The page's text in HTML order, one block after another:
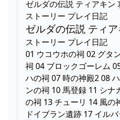
ゼルダの伝説 ティアキン
ストーリー プレイ日記
ゼルダの伝説 ティ
ストーリー プレイ日記
01 ウコウホの祠 02 グタ
祠 04 ブロックゴーレム
ハの祠 07 時の神殿2 08
ンの祠 10 馬登録 11 シナ
の祠 13 チューリ 14 風の
ドイブラン遺跡 17 イル